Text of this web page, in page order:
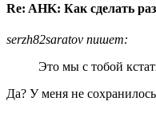
Re: AHK: Как сделать
serzh82saratov пишет:
Это мы с тобой
Да? У меня не